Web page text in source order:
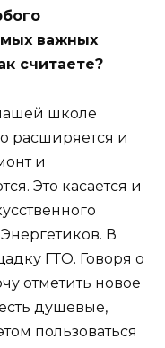
важных
считаете?
школе
расширяется и
и
Это касается и
В
ГТО. Говоря о
отметить новое
душевые,
пользоваться